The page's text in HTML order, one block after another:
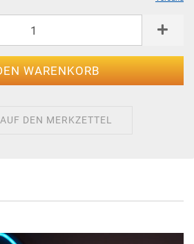
AUF DEN MERKZETTEL